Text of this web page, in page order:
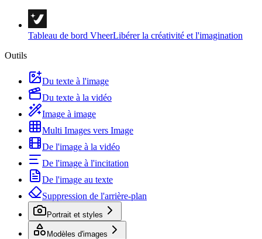
Tableau de bord VheerLibérer la créativité et l'imagination
Outils
Du texte à l'image
Du texte à la vidéo
Image à image
Multi Images vers Image
De l'image à la vidéo
De l'image à l'incitation
De l'image au texte
Suppression de l'arrière-plan
Portrait et styles
Modèles d'images